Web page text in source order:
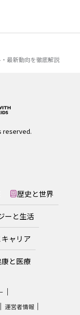
最新動向を徹底解説
reserved.
歴史と世界
ーと生活
ャリア
と医療
運営者情報